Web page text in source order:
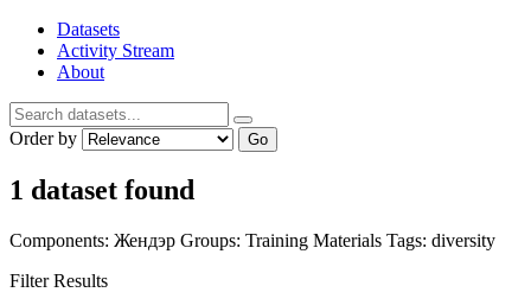
Datasets
Activity Stream
About
Order by Go
1 dataset found
Components: Жендэр Groups: Training Materials Tags: diversity
Filter Results